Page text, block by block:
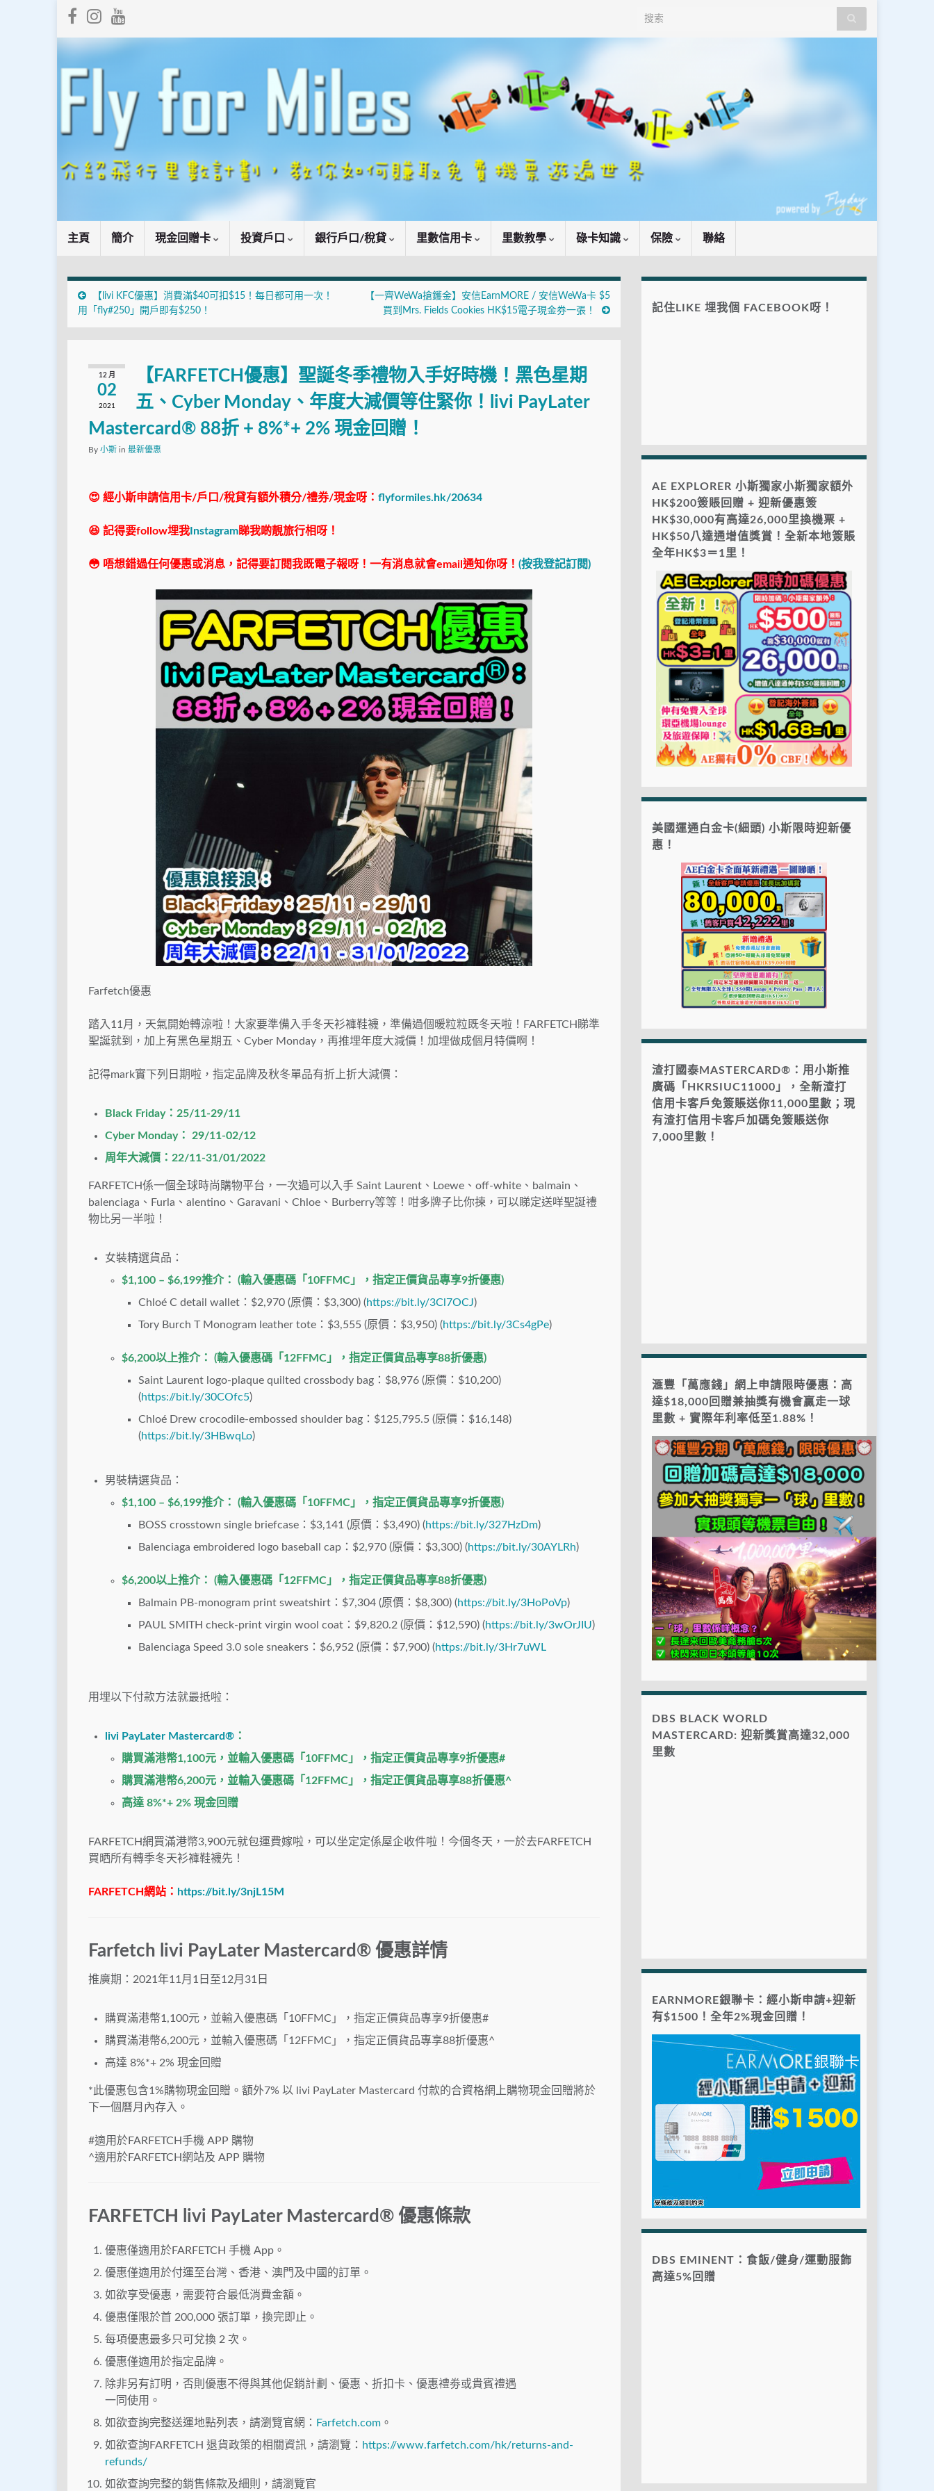
Search for:
主頁 簡介 現金回贈卡 投資戶口 銀行戶口/稅貸 里數信用卡 里數教學 碌卡知識 保險 聯絡
【livi KFC優惠】消費滿$40可扣$15！每日都可用一次！
用「fly#250」開戶即有$250！
【一齊WeWa搶鑊金】安信EarnMORE / 安信WeWa卡 $5
買到Mrs. Fields Cookies HK$15電子現金券一張！
12 月
02
2021
【FARFETCH優惠】聖誕冬季禮物入手好時機！黑色星期
五、Cyber Monday、年度大減價等住緊你！livi PayLater
Mastercard® 88折 + 8%*+ 2% 現金回贈！
By 小斯 in 最新優惠
😍 經小斯申請信用卡/戶口/稅貸有額外積分/禮券/現金呀： flyformiles.hk/20634
😆 記得要follow埋我 Instagram睇我啲靚旅行相呀！
😳 唔想錯過任何優惠或消息，記得要訂閱我既電子報呀！一有消息就會email通知你呀！ (按我登記訂閱)
Farfetch優惠
踏入11月，天氣開始轉涼啦！大家要準備入手冬天衫褲鞋襪，準備過個暖粒粒既冬天啦！FARFETCH睇準
聖誕就到，加上有黑色星期五、Cyber Monday，再推埋年度大減價！加埋做成個月特價啊！
記得mark實下列日期啦，指定品牌及秋冬單品有折上折大減價：
Black Friday： 25/11-29/11
Cyber Monday：
29/11-02/12
周年大減價： 22/11-31/01/2022
FARFETCH係一個全球時尚購物平台，一次過可以入手 Saint Laurent、Loewe、off-white、balmain、
balenciaga、Furla、alentino、Garavani、Chloe、Burberry等等！咁多牌子比你揀，可以睇定送咩聖誕禮
物比另一半啦！
女裝精選貨品：
$1,100 – $6,199推介： (輸入優惠碼「10FFMC」，指定正價貨品專享9折優惠)
Chloé C detail wallet：$2,970 (原價：$3,300) (https://bit.ly/3Cl7OCJ)
Tory Burch T Monogram leather tote：$3,555 (原價：$3,950) (https://bit.ly/3Cs4gPe)
$6,200以上推介： (輸入優惠碼「12FFMC」，指定正價貨品專享88折優惠)
Saint Laurent logo-plaque quilted crossbody bag：$8,976 (原價：$10,200)
(https://bit.ly/30COfc5)
Chloé Drew crocodile-embossed shoulder bag：$125,795.5 (原價：$16,148)
(https://bit.ly/3HBwqLo)
男裝精選貨品：
$1,100 – $6,199推介： (輸入優惠碼「10FFMC」，指定正價貨品專享9折優惠)
BOSS crosstown single briefcase ：$3,141 (原價：$3,490) (https://bit.ly/327HzDm)
Balenciaga embroidered logo baseball cap ：$2,970 (原價：$3,300) (https://bit.ly/30AYLRh)
$6,200以上推介： (輸入優惠碼「12FFMC」，指定正價貨品專享88折優惠)
Balmain PB-monogram print sweatshirt ：$7,304 (原價：$8,300) (https://bit.ly/3HoPoVp)
PAUL SMITH check-print virgin wool coat ：$9,820.2 (原價：$12,590) (https://bit.ly/3wOrJIU)
Balenciaga Speed 3.0 sole sneakers ：$6,952 (原價：$7,900) (https://bit.ly/3Hr7uWL
用埋以下付款方法就最抵啦：
livi PayLater Mastercard® ：
購買滿港幣1,100元，並輸入優惠碼「10FFMC」，指定正價貨品專享9折優惠#
購買滿港幣6,200元，並輸入優惠碼「12FFMC」，指定正價貨品專享88折優惠^
高達 8%*+ 2% 現金回贈
FARFETCH網買滿港幣3,900元就包運費嫁啦，可以坐定定係屋企收件啦！今個冬天，一於去FARFETCH
買晒所有轉季冬天衫褲鞋襪先！
FARFETCH網站： https://bit.ly/3njL15M
Farfetch livi PayLater Mastercard® 優惠詳情
推廣期：2021年11月1日至12月31日
購買滿港幣1,100元，並輸入優惠碼「10FFMC」，指定正價貨品專享9折優惠#
購買滿港幣6,200元，並輸入優惠碼「12FFMC」，指定正價貨品專享88折優惠^
高達 8%*+ 2% 現金回贈
*此優惠包含1%購物現金回贈。額外7% 以 livi PayLater Mastercard 付款的合資格網上購物現金回贈將於
下一個曆月內存入。
#適用於FARFETCH手機 APP 購物
^適用於FARFETCH網站及 APP 購物
FARFETCH livi PayLater Mastercard® 優惠條款
優惠僅適用於FARFETCH 手機 App。
優惠僅適用於付運至台灣、香港、澳門及中國的訂單。
如欲享受優惠，需要符合最低消費金額。
優惠僅限於首 200,000 張訂單，換完即止。
每項優惠最多只可兌換 2 次。
優惠僅適用於指定品牌。
除非另有訂明，否則優惠不得與其他促銷計劃、優惠、折扣卡、優惠禮劵或貴賓禮遇
一同使用。
如欲查詢完整送運地點列表，請瀏覽官網：
Farfetch.com 。
如欲查詢FARFETCH 退貨政策的相關資訊，請瀏覽： https://www.farfetch.com/hk/returns-and-
refunds/
如欲查詢完整的銷售條款及細則，請瀏覽官
記住LIKE 埋我個 FACEBOOK呀！
AE EXPLORER 小斯獨家小斯獨家額外
HK$200簽賬回贈 + 迎新優惠簽
HK$30,000有高達26,000里換機票 +
HK$50八達通增值獎賞！全新本地簽賬
全年HK$3＝1里！
美國運通白金卡(細頭) 小斯限時迎新優
惠！
渣打國泰MASTERCARD®：用小斯推
廣碼「HKRSIUC11000」，全新渣打
信用卡客戶免簽賬送你11,000里數；現
有渣打信用卡客戶加碼免簽賬送你
7,000里數！
滙豐「萬應錢」網上申請限時優惠：高
達$18,000回贈兼抽獎有機會贏走一球
里數 + 實際年利率低至1.88%！
DBS BLACK WORLD
MASTERCARD: 迎新獎賞高達32,000
里數
EARNMORE銀聯卡：經小斯申請+迎新
有$1500！全年2%現金回贈！
DBS EMINENT：食飯/健身/運動服飾
高達5%回贈